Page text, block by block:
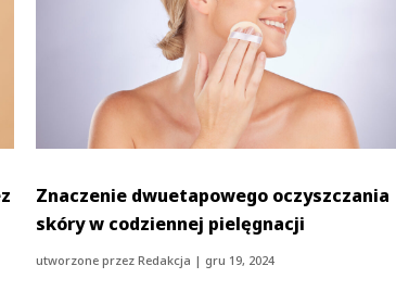
Znaczenie dwuetapowego oczyszczania
skóry w codziennej pielęgnacji
utworzone przezRedakcja | gru 19, 2024